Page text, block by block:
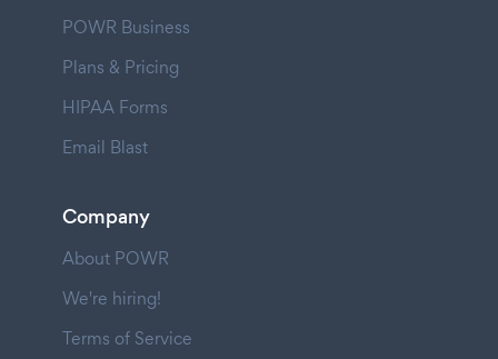
POWR Business
Plans & Pricing
HIPAA Forms
Email Blast
Company
About POWR
We're hiring!
Terms of Service